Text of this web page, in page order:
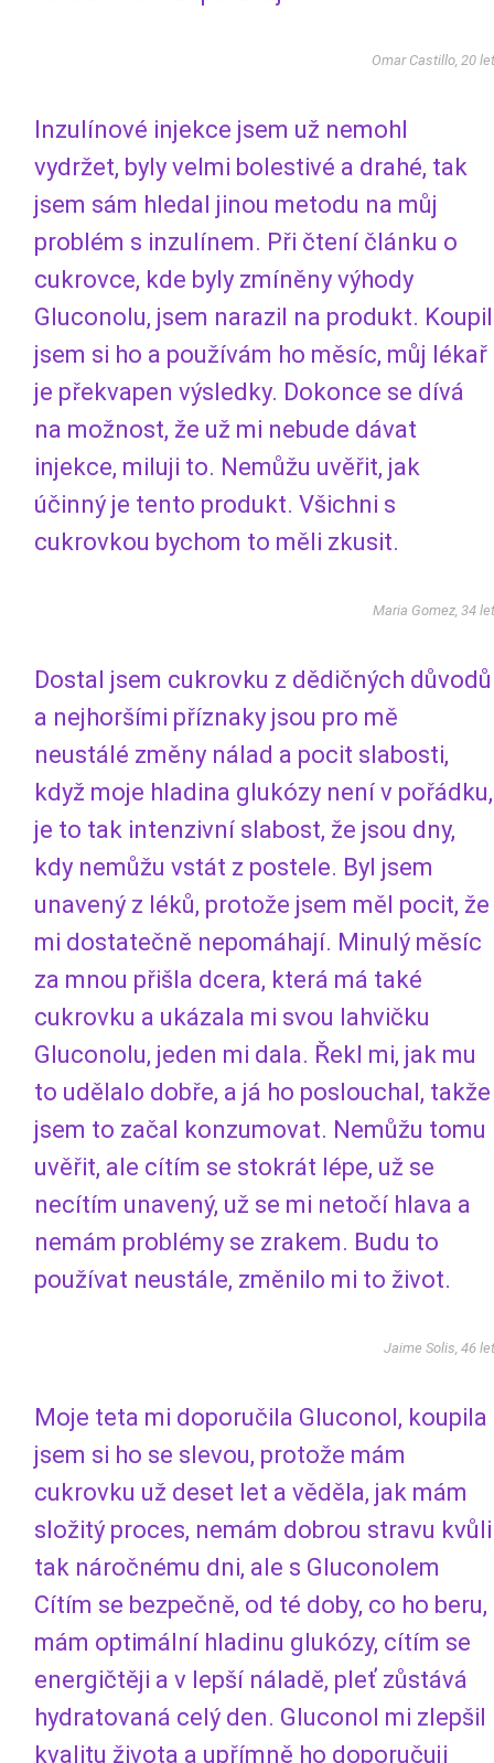
Omar Castillo, 20 let
Inzulínové injekce jsem už nemohl
vydržet, byly velmi bolestivé a drahé, tak
jsem sám hledal jinou metodu na můj
problém s inzulínem. Při čtení článku o
cukrovce, kde byly zmíněny výhody
Gluconolu, jsem narazil na produkt. Koupil
jsem si ho a používám ho měsíc, můj lékař
je překvapen výsledky. Dokonce se dívá
na možnost, že už mi nebude dávat
injekce, miluji to. Nemůžu uvěřit, jak
účinný je tento produkt. Všichni s
cukrovkou bychom to měli zkusit.
Maria Gomez, 34 let
Dostal jsem cukrovku z dědičných důvodů
a nejhoršími příznaky jsou pro mě
neustálé změny nálad a pocit slabosti,
když moje hladina glukózy není v pořádku,
je to tak intenzivní slabost, že jsou dny,
kdy nemůžu vstát z postele. Byl jsem
unavený z léků, protože jsem měl pocit, že
mi dostatečně nepomáhají. Minulý měsíc
za mnou přišla dcera, která má také
cukrovku a ukázala mi svou lahvičku
Gluconolu, jeden mi dala. Řekl mi, jak mu
to udělalo dobře, a já ho poslouchal, takže
jsem to začal konzumovat. Nemůžu tomu
uvěřit, ale cítím se stokrát lépe, už se
necítím unavený, už se mi netočí hlava a
nemám problémy se zrakem. Budu to
používat neustále, změnilo mi to život.
Jaime Solis, 46 let
Moje teta mi doporučila Gluconol, koupila
jsem si ho se slevou, protože mám
cukrovku už deset let a věděla, jak mám
složitý proces, nemám dobrou stravu kvůli
tak náročnému dni, ale s Gluconolem
Cítím se bezpečně, od té doby, co ho beru,
mám optimální hladinu glukózy, cítím se
energičtěji a v lepší náladě, pleť zůstává
hydratovaná celý den. Gluconol mi zlepšil
kvalitu života a upřímně ho doporučuji